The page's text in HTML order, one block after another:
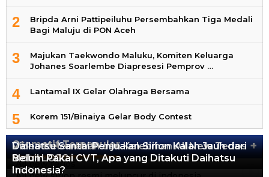
2
Bripda Arni Pattipeiluhu Persembahkan Tiga Medali
Bagi Maluju di PON Aceh
3
Majukan Taekwondo Maluku, Komiten Keluarga
Johanes Soarlembe Diapresesi Pemprov …
4 Lantamal IX Gelar Olahraga Bersama
5 Korem 151/Binaiya Gelar Body Contest
Otomotif Terpopuler +
Video Kelemahan dan Kelebihan All New Terios
13.420 Views
Daihatsu Santai Penjualan Sirion Kalah Jauh dari
Mobil LCGC
12.557 Views
Belum Pakai CVT, Apa yang Ditakuti Daihatsu
Indonesia?